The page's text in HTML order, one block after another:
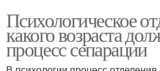
Психологическое
какого возраста
процесс сепарации